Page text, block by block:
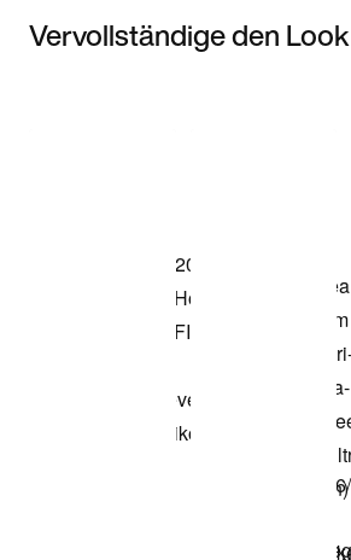
Vervollständige den Look